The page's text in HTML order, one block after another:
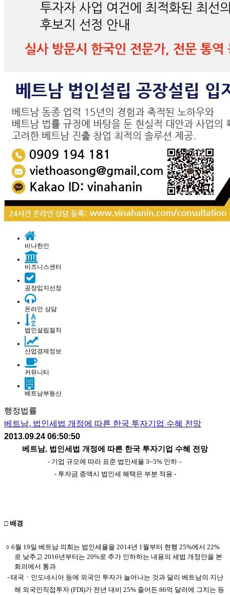
비나한인
비즈니스센터
공장입지선정
온라인 상담
법인설립절차
산업경제정보
커뮤니티
베트남부동산
행정법률
베트남, 법인세법 개정에 따른 한국 투자기업 수혜 전망
2013.09.24 06:50:50
베트남, 법인세법 개정에 따른 한국 투자기업 수혜 전망
- 기업 규모에 따라 표준 법인세율 3~5% 인하 –
- 투자금 증액시 법인세 혜택은 부분 적용 -
□ 배경
○ 6월 19일 베트남 의회는 법인세율을 2014년 1월부터 현행 25%에서 22%
로 낮추고 2016년부터는 20%로 추가 인하하는 내용의 세법 개정안을 본
회의에서 통과
- 태국ㆍ인도네시아 등에 외국인 투자가 늘어나는 것과 달리 베트남의 지난
해 외국인직접투자 (FDI)가 전년 대비 25% 줄어든 86억 달러에 그치는 등